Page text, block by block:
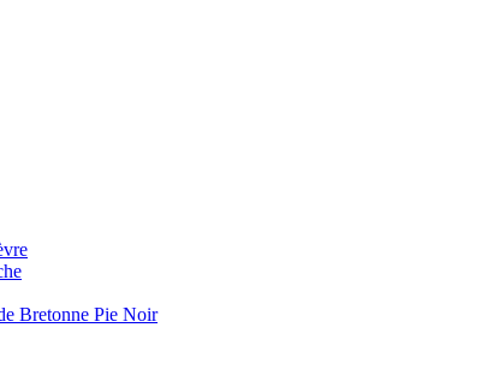
Bretonne Pie Noir